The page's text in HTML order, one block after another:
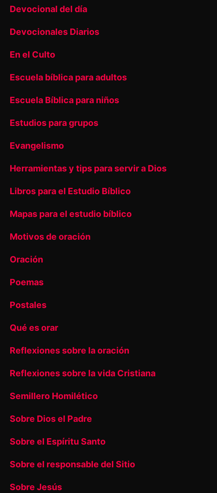
Devocional del día
Devocionales Diarios
En el Culto
Escuela bíblica para adultos
Escuela Bíblica para niños
Estudios para grupos
Evangelismo
Herramientas y tips para servir a Dios
Libros para el Estudio Bíblico
Mapas para el estudio bíblico
Motivos de oración
Oración
Poemas
Postales
Qué es orar
Reflexiones sobre la oración
Reflexiones sobre la vida Cristiana
Semillero Homilético
Sobre Dios el Padre
Sobre el Espíritu Santo
Sobre el responsable del Sitio
Sobre Jesús